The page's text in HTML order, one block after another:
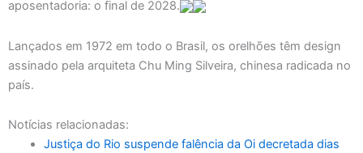
aposentadoria: o final de 2028.
Lançados em 1972 em todo o Brasil, os orelhões têm design
assinado pela arquiteta Chu Ming Silveira, chinesa radicada no
país.
Notícias relacionadas:
Justiça do Rio suspende falência da Oi decretada dias